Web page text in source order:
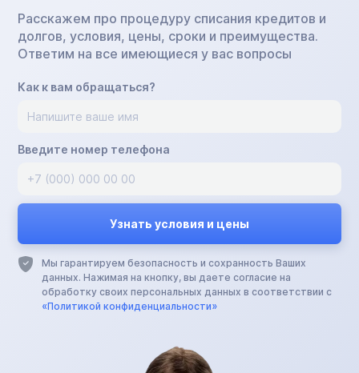
Расскажем про процедуру списания кредитов и
долгов, условия, цены, сроки и преимущества.
Ответим на все имеющиеся у вас вопросы
Как к вам обращаться?
Введите номер телефона
Мы гарантируем безопасность и сохранность Ваших
данных. Нажимая на кнопку, вы даете согласие на
обработку своих персональных данных в соответствии с
«Политикой конфиденциальности»